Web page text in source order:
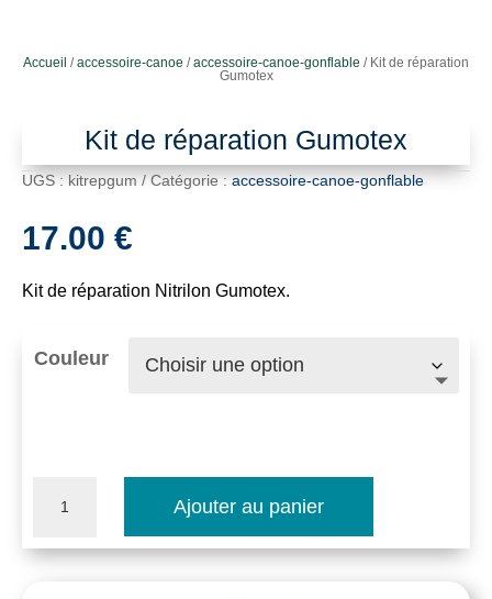
Accueil /accessoire-canoe /accessoire-canoe-gonflable / Kit de réparation
Gumotex
Kit de réparation Gumotex
UGS : kitrepgum Catégorie : accessoire-canoe-gonflable
17.00 €
Kit de réparation Nitrilon Gumotex.
Couleur
Ajouter au panier